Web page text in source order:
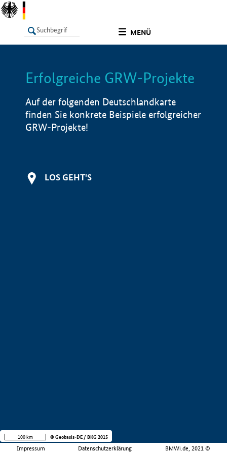
MENÜ
LISTE Info
Erfolgreiche GRW-Projekte
Auf der folgenden Deutschlandkarte
finden Sie konkrete Beispiele erfolgreicher
GRW-Projekte!
LOS GEHT'S
Impressum Datenschutzerklärung BMWi.de, 2021 ©
100 km © Geobasis-DE / BKG 2015